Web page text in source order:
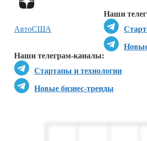
Наши
Наши телеграм-каналы:
Стартапы и технологии
Новые бизнес-тренды
АвтоСША